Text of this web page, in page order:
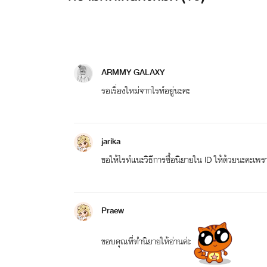
ARMMY GALAXY
รอเรื่องใหม่จากไรท์อยู่นะคะ
jarika
ขอให้ไรท์แนะวิธีการซื้อนิยายใน ID ให้ด้วยนะคะเพร
Praew
ขอบคุณที่ทำนิยายให้อ่านค่ะ